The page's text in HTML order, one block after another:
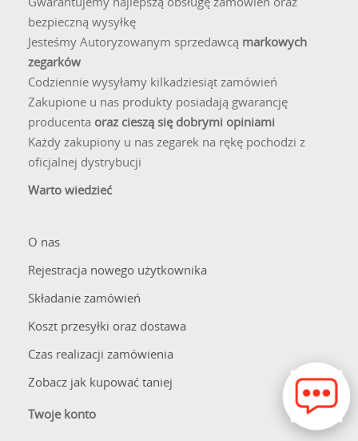
bezpieczną wysyłkę
Jesteśmy Autoryzowanym sprzedawcą markowych
zegarków
Codziennie wysyłamy kilkadziesiąt zamówień
Zakupione u nas produkty posiadają gwarancję
producenta oraz cieszą się dobrymi opiniami
Każdy zakupiony u nas zegarek na rękę pochodzi z
oficjalnej dystrybucji
Warto wiedzieć
O nas
Rejestracja nowego użytkownika
Składanie zamówień
Koszt przesyłki oraz dostawa
Czas realizacji zamówienia
Zobacz jak kupować taniej
Twoje konto